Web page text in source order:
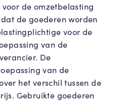
de omzetbelasting
de goederen worden
voor de
van de
De
van de
het verschil tussen de
Gebruikte goederen